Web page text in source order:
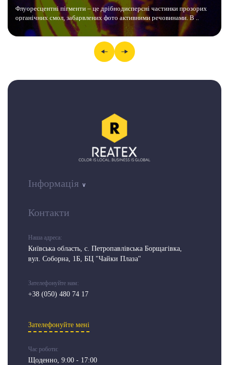
Флуоресцентні пігменти – це дрібнодисперсні частинки прозорих
органічних смол, забарвлених фото активними речовинами. В ..
Інформація
Контакти
Наша адреса:
Київська область, c. Петропавлівська Борщагівка,
вул. Соборна, 1Б, БЦ "Чайки Плаза"
Зателефонуйте нам:
+38 (050) 480 74 17
Зателефонуйте мені
Час роботи:
Щоденно, 9:00 - 17:00